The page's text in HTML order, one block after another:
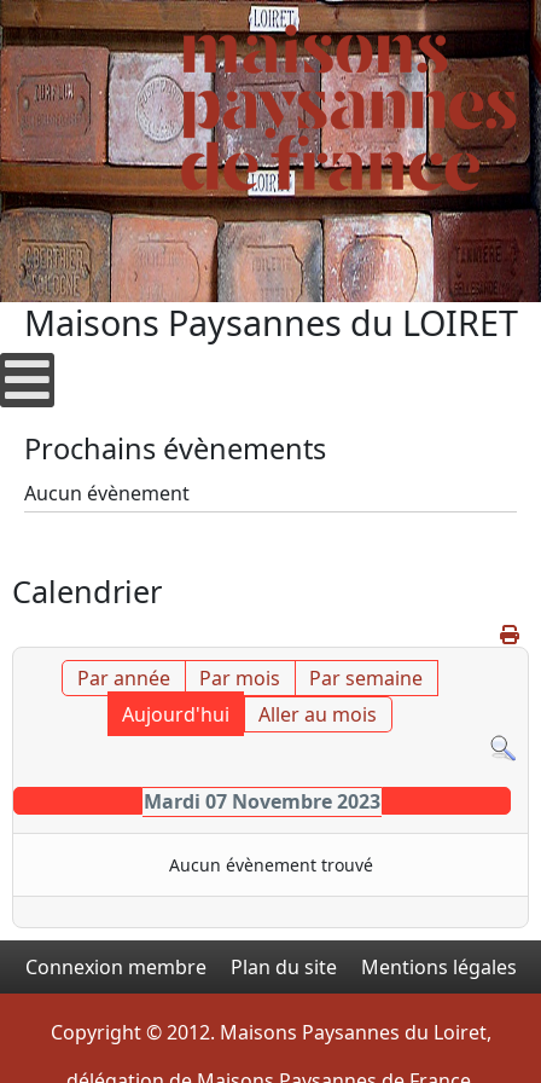
Maisons Paysannes du LOIRET
Prochains évènements
Aucun évènement
Calendrier
Par année Par mois
Par semaine
Aujourd'hui
Aller au mois
Mardi 07 Novembre 2023
Aucun évènement trouvé
Connexion membre Plan du site Mentions légales
Copyright © 2012. Maisons Paysannes du Loiret,